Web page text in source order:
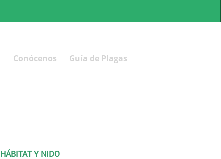
Conócenos Guía de Plagas
HÁBITAT Y NIDO